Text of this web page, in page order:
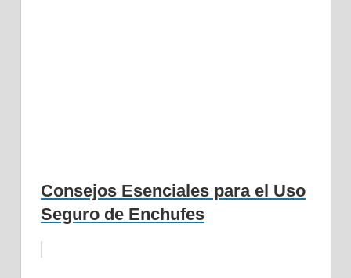
Consejos Esenciales para el Uso
Seguro de Enchufes